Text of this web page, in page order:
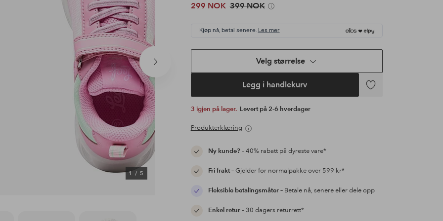
Neste
1/ 5
299 NOK 399 NOK
Kjøp nå, betal senere. Les mer
Velg størrelse
Legg i handlekurv
Legg
3 igjen på lager. Levert på 2-6 hverdager
Produkterklæring
Ny kunde?– 40% rabatt på dyreste vare*
Fri frakt– Gjelder for normalpakke over 599 kr*
Fleksible betalingsmåter– Betale nå, senere eller dele opp
Enkel retur– 30 dagers returrett*